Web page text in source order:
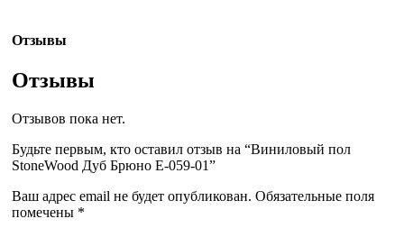
Отзывы
Отзывы
Отзывов пока нет.
Будьте первым, кто оставил отзыв на “Виниловый пол
StoneWood Дуб Брюно E-059-01”
Ваш адрес email не будет опубликован. Обязательные поля
помечены *